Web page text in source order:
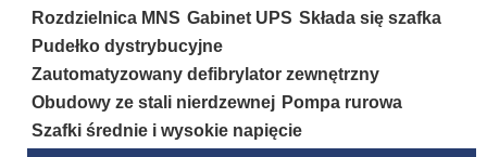
Rozdzielnica MNS Gabinet UPS Składa się szafka
Pudełko dystrybucyjne
Zautomatyzowany defibrylator zewnętrzny
Obudowy ze stali nierdzewnej Pompa rurowa
Szafki średnie i wysokie napięcie